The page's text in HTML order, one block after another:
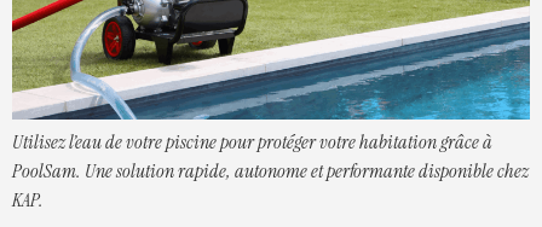
Utilisez l’eau de votre piscine pour protéger votre habitation grâce à
PoolSam. Une solution rapide, autonome et performante disponible chez
KAP.